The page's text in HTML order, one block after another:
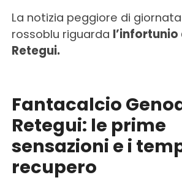
La notizia peggiore di
rossoblu riguarda l’infortunio
Retegui.
Fantacalcio
Retegui: le prime
sensazioni e i
recupero